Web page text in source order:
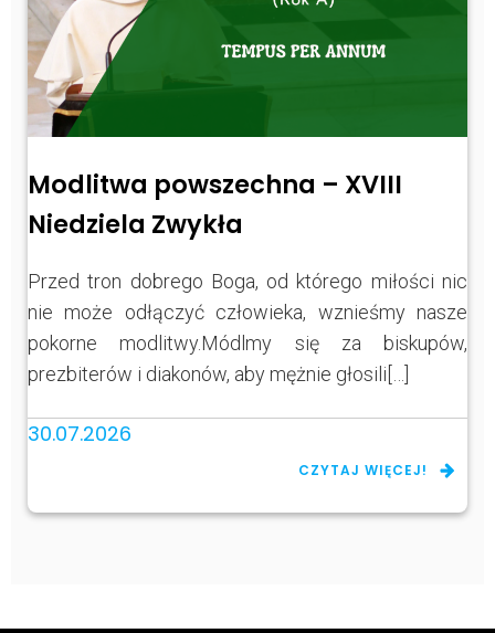
Modlitwa powszechna – XVIII
Niedziela Zwykła
Przed tron dobrego Boga, od którego miłości nic
nie może odłączyć człowieka, wznieśmy nasze
pokorne modlitwy.Módlmy się za biskupów,
prezbiterów i diakonów, aby mężnie głosili[…]
30.07.2026
CZYTAJ WIĘCEJ!